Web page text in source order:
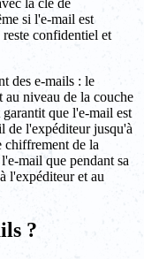
la clé de
si l'e-mail est
confidentiel et
des e-mails : le
niveau de la couche
que l'e-mail est
de l'expéditeur jusqu'à
chiffrement de la
mail que pendant sa
l'expéditeur et au
?